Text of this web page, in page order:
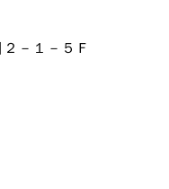
－１－５Ｆ